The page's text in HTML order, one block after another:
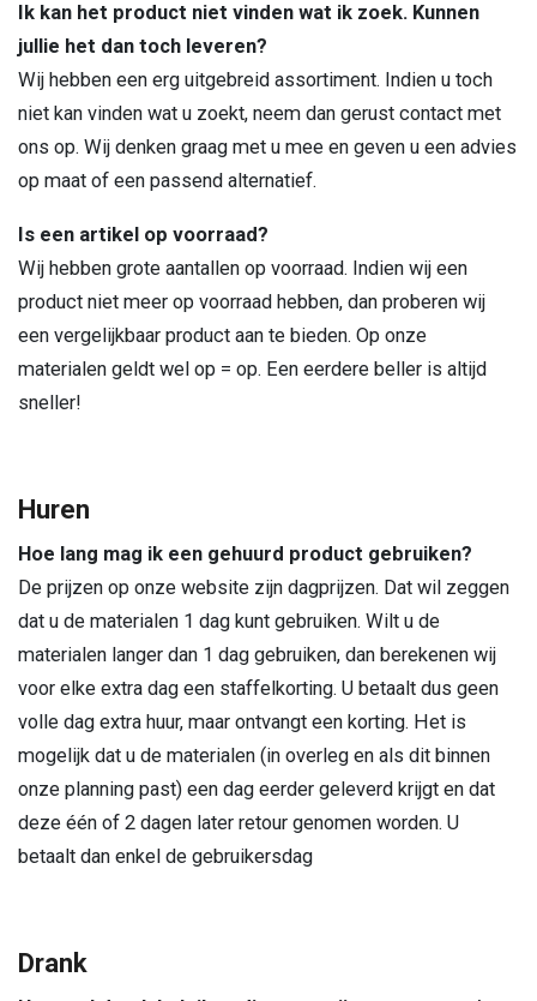
Ik kan het product niet vinden wat ik zoek. Kunnen
jullie het dan toch leveren?
Wij hebben een erg uitgebreid assortiment. Indien u toch
niet kan vinden wat u zoekt, neem dan gerust contact met
ons op. Wij denken graag met u mee en geven u een advies
op maat of een passend alternatief.
Is een artikel op voorraad?
Wij hebben grote aantallen op voorraad. Indien wij een
product niet meer op voorraad hebben, dan proberen wij
een vergelijkbaar product aan te bieden. Op onze
materialen geldt wel op = op. Een eerdere beller is altijd
sneller!
Huren
Hoe lang mag ik een gehuurd product gebruiken?
De prijzen op onze website zijn dagprijzen. Dat wil zeggen
dat u de materialen 1 dag kunt gebruiken. Wilt u de
materialen langer dan 1 dag gebruiken, dan berekenen wij
voor elke extra dag een staffelkorting. U betaalt dus geen
volle dag extra huur, maar ontvangt een korting. Het is
mogelijk dat u de materialen (in overleg en als dit binnen
onze planning past) een dag eerder geleverd krijgt en dat
deze één of 2 dagen later retour genomen worden. U
betaalt dan enkel de gebruikersdag
Drank